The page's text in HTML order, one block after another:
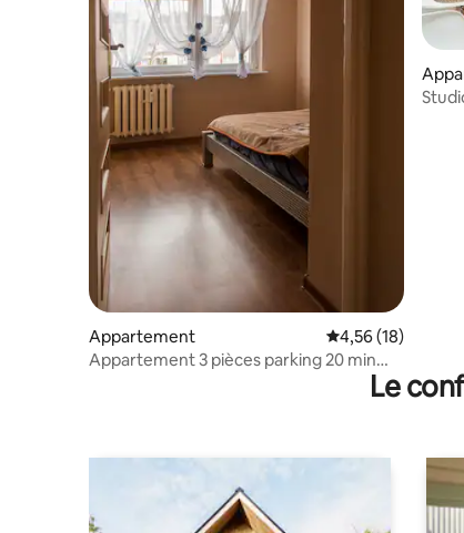
Appartement Évaluation
4,56 (18)
Appartement 3 pièces parking 20 min
Le